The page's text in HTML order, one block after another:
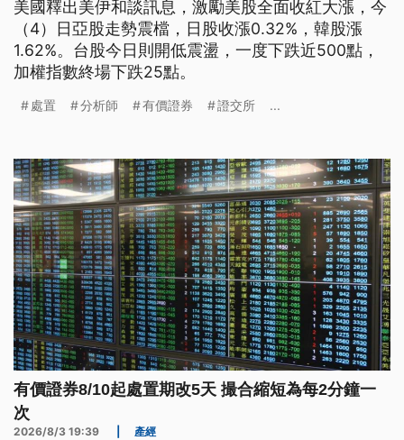
美國釋出美伊和談訊息，激勵美股全面收紅大漲，今
（4）日亞股走勢震檔，日股收漲0.32%，韓股漲
1.62%。台股今日則開低震盪，一度下跌近500點，
加權指數終場下跌25點。
處置 分析師 有價證券 證交所 ...
有價證券8/10起處置期改5天 撮合縮短為每2分鐘一
次
2026/8/3 19:39 產經